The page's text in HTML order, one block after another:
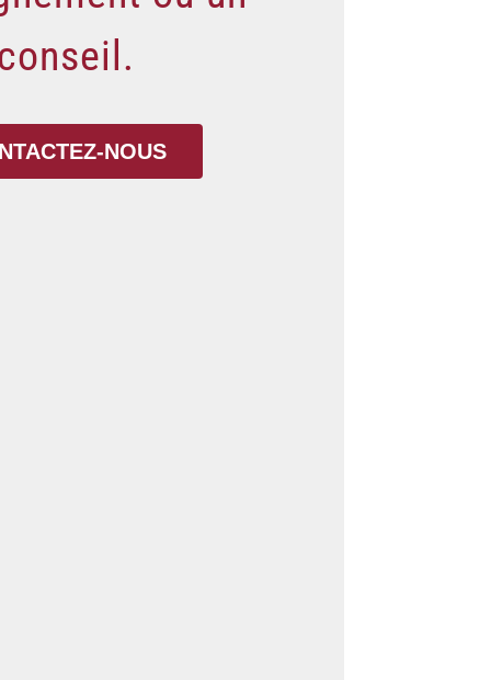
NOUS